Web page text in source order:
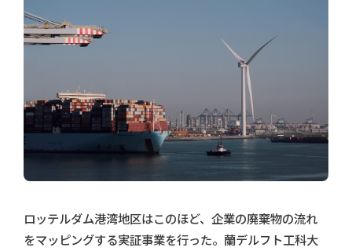
ロッテルダム港湾地区はこのほど、企業の廃棄物の流れ
をマッピングする実証事業を行った。蘭デルフト工科大